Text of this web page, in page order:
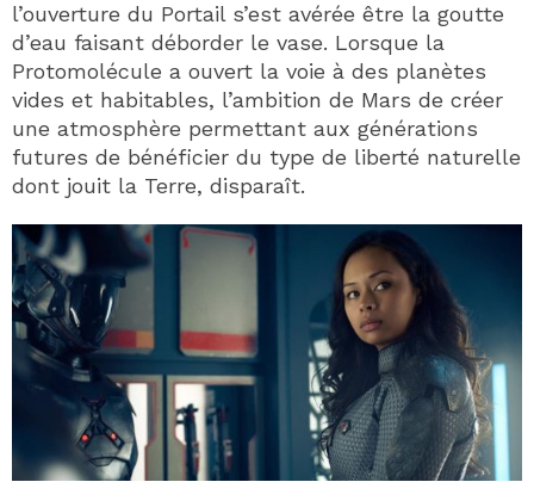
l’ouverture du Portail s’est avérée être la goutte
d’eau faisant déborder le vase. Lorsque la
Protomolécule a ouvert la voie à des planètes
vides et habitables, l’ambition de Mars de créer
une atmosphère permettant aux générations
futures de bénéficier du type de liberté naturelle
dont jouit la Terre, disparaît.